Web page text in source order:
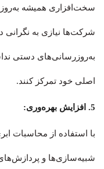
سخت‌افزاری همیشه
شرکت‌ها نیازی به نگرانی
به‌روزرسانی‌های دستی
اصلی خود تمرکز کنند.
5. افزایش بهره‌وری:
با استفاده از محاسبات
شبیه‌سازی‌ها و